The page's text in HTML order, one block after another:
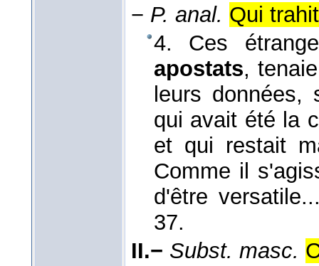
− P. anal. Qui
4. Ces
apostats,
leurs
qui avait été la
et qui restait
Comme il
d'être
37.
II.− Subst. masc.